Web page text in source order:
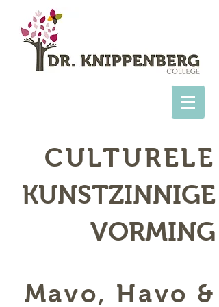
CULTURELE
KUNSTZINNIGE
VORMING
Mavo, Havo &